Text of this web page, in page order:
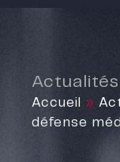
Actualités
Accueil »
défense